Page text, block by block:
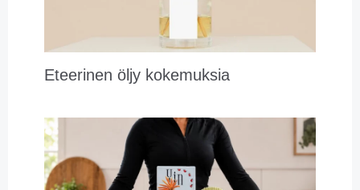
Eteerinen öljy kokemuksia